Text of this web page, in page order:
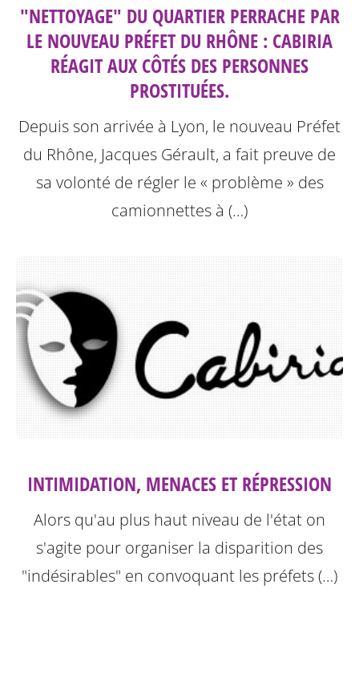
"NETTOYAGE" DU QUARTIER PERRACHE PAR
LE NOUVEAU PRÉFET DU RHÔNE : CABIRIA
RÉAGIT AUX CÔTÉS DES PERSONNES
PROSTITUÉES.
Depuis son arrivée à Lyon, le nouveau Préfet
du Rhône, Jacques Gérault, a fait preuve de
sa volonté de régler le « problème » des
camionnettes à (…)
INTIMIDATION, MENACES ET RÉPRESSION
Alors qu'au plus haut niveau de l'état on
s'agite pour organiser la disparition des
"indésirables" en convoquant les préfets (…)